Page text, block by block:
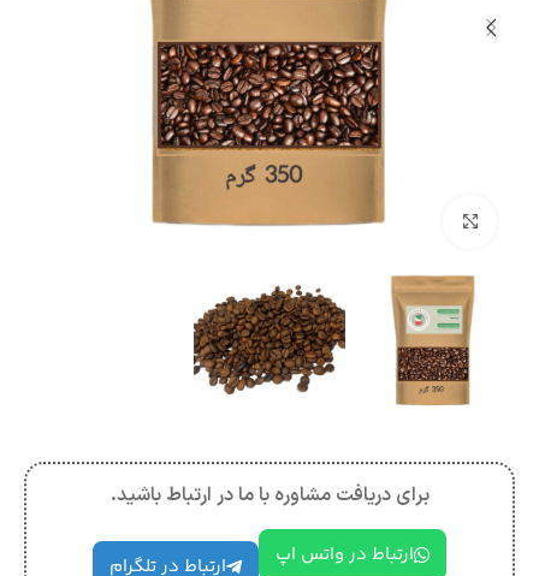
بزرگنمایی تصویر
برای دریافت مشاوره با ما در ارتباط باشید.
ارتباط در واتس اپ ارتباط در تلگرام